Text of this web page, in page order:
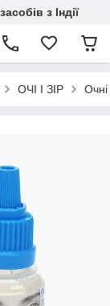
з Індії
ОЧІ І ЗІР